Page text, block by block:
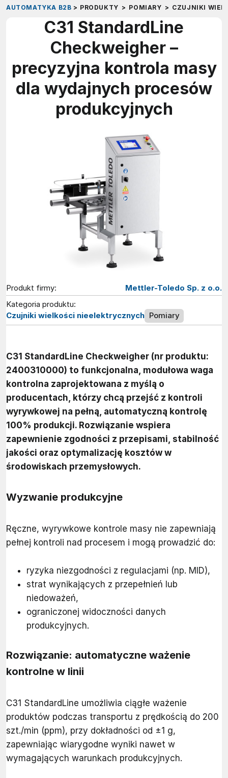
AUTOMATYKA B2B > PRODUKTY > POMIARY > CZUJNIKI
C31 StandardLine
Checkweigher –
precyzyjna kontrola masy
dla wydajnych procesów
produkcyjnych
Produkt firmy:
Mettler-Toledo Sp. z o.o.
Kategoria produktu:
Czujniki wielkości nieelektrycznych Pomiary
C31 StandardLine Checkweigher (nr produktu:
2400310000) to funkcjonalna, modułowa waga
kontrolna zaprojektowana z myślą o
producentach, którzy chcą przejść z kontroli
wyrywkowej na pełną, automatyczną kontrolę
100% produkcji. Rozwiązanie wspiera
zapewnienie zgodności z przepisami, stabilność
jakości oraz optymalizację kosztów w
środowiskach przemysłowych.
Wyzwanie produkcyjne
Ręczne, wyrywkowe kontrole masy nie zapewniają
pełnej kontroli nad procesem i mogą prowadzić do:
ryzyka niezgodności z regulacjami (np. MID),
strat wynikających z przepełnień lub
niedoważeń,
ograniczonej widoczności danych
produkcyjnych.
Rozwiązanie: automatyczne ważenie
kontrolne w linii
C31 StandardLine umożliwia ciągłe ważenie
produktów podczas transportu z prędkością do 200
szt./min (ppm), przy dokładności od ±1 g,
zapewniając wiarygodne wyniki nawet w
wymagających warunkach produkcyjnych.